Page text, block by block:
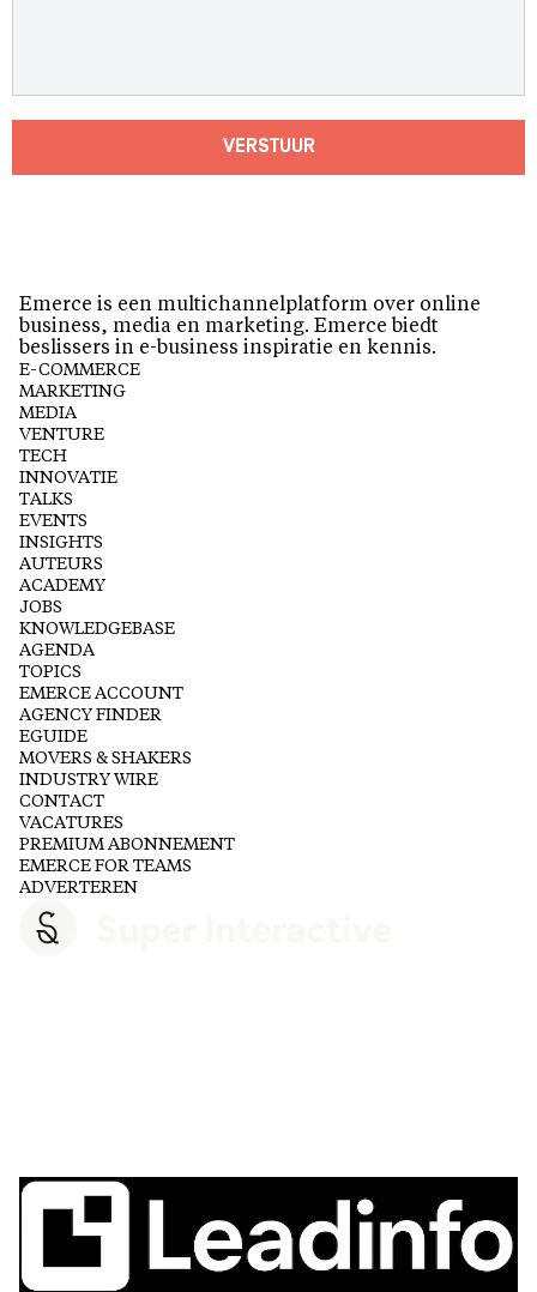
VERSTUUR
Emerce is een multichannelplatform over online
business, media en marketing. Emerce biedt
beslissers in e-business inspiratie en kennis.
E-COMMERCE
MARKETING
MEDIA
VENTURE
TECH
INNOVATIE
TALKS
EVENTS
INSIGHTS
AUTEURS
ACADEMY
JOBS
KNOWLEDGEBASE
AGENDA
TOPICS
EMERCE ACCOUNT
AGENCY FINDER
EGUIDE
MOVERS & SHAKERS
INDUSTRY WIRE
CONTACT
VACATURES
PREMIUM ABONNEMENT
EMERCE FOR TEAMS
ADVERTEREN